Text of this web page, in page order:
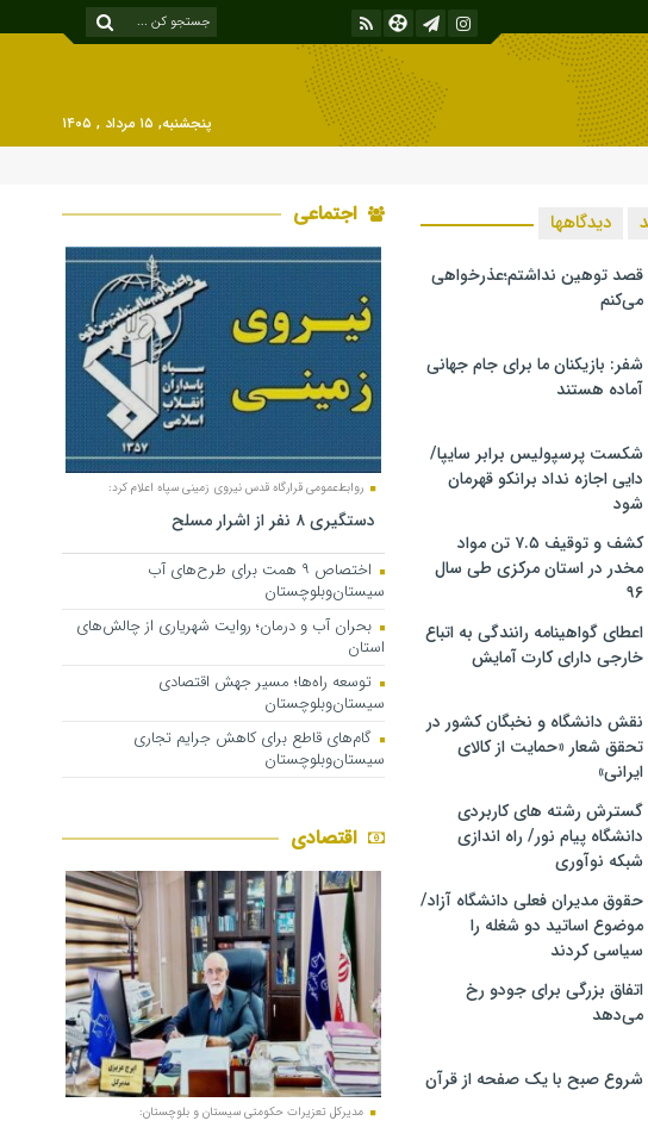
پنجشنبه, ۱۵ مرداد , ۱۴۰۵
دیدگاهها
قصد توهین نداشتم؛عذرخواهی
می‌کنم
شفر: بازیکنان ما برای جام جهانی
آماده هستند
شکست پرسپولیس برابر سایپا/
دایی اجازه نداد برانکو قهرمان
شود
کشف و توقیف ۷.۵ تن مواد
مخدر در استان مرکزی طی سال
۹۶
اعطای گواهینامه رانندگی به اتباع
خارجی دارای کارت آمایش
نقش دانشگاه و نخبگان کشور در
تحقق شعار «حمایت از کالای
ایرانی»
گسترش رشته های کاربردی
دانشگاه پیام نور/ راه اندازی
شبکه نوآوری
حقوق مدیران فعلی دانشگاه آزاد/
موضوع اساتید دو شغله را
سیاسی کردند
اتفاق بزرگی برای جودو رخ
می‌دهد
شروع صبح با یک صفحه از قرآن
اجتماعی
روابط‌عمومی قرارگاه قدس نیروی زمینی سپاه اعلام کرد:
دستگیری ۸ نفر از اشرار مسلح
اختصاص ۹ همت برای طرح‌های آب
سیستان‌وبلوچستان
بحران آب و درمان؛ روایت شهریاری از چالش‌های
استان
توسعه راه‌ها؛ مسیر جهش اقتصادی
سیستان‌وبلوچستان
گام‌های قاطع برای کاهش جرایم تجاری
سیستان‌وبلوچستان
اقتصادی
مدیرکل تعزیرات حکومتی سیستان و بلوچستان: